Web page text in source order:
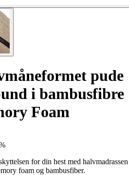
pude
i bambusfibre
Foam
for din hest med halvmadrassen
foam og bambusfiber.